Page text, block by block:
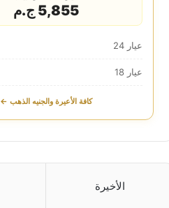
5,855 ج.م
عيار 24
عيار 18
كافة الأعيرة والجنيه الذهب ←
الأخيرة